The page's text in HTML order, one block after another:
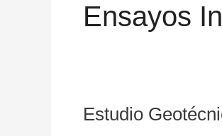
Ensayos
Estudio
Estudio